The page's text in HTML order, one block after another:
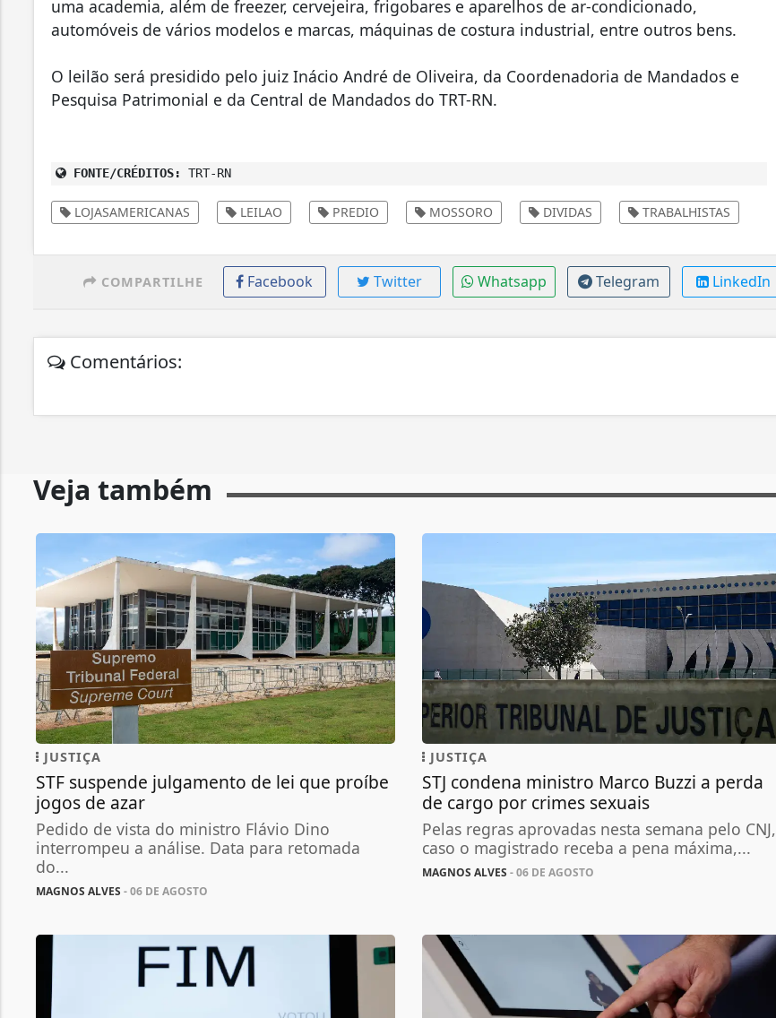
uma academia, além de freezer, cervejeira, frigobares e aparelhos de ar-condicionado,
automóveis de vários modelos e marcas, máquinas de costura industrial, entre outros bens.
O leilão será presidido pelo juiz Inácio André de Oliveira, da Coordenadoria de Mandados e
Pesquisa Patrimonial e da Central de Mandados do TRT-RN.
FONTE/CRÉDITOS: TRT-RN
LOJASAMERICANAS LEILAO PREDIO MOSSORO DIVIDAS TRABALHISTAS
COMPARTILHE Facebook Twitter Whatsapp Telegram LinkedIn
Comentários:
Veja também
JUSTIÇA
STF suspende julgamento de lei que proíbe
jogos de azar
Pedido de vista do ministro Flávio Dino
interrompeu a análise. Data para retomada
do...
MAGNOS ALVES - 06 DE AGOSTO
JUSTIÇA
STJ condena ministro Marco Buzzi a perda
de cargo por crimes sexuais
Pelas regras aprovadas nesta semana pelo CNJ,
caso o magistrado receba a pena máxima,...
MAGNOS ALVES - 06 DE AGOSTO